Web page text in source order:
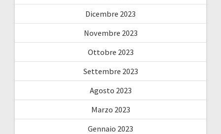
Dicembre 2023
Novembre 2023
Ottobre 2023
Settembre 2023
Agosto 2023
Marzo 2023
Gennaio 2023